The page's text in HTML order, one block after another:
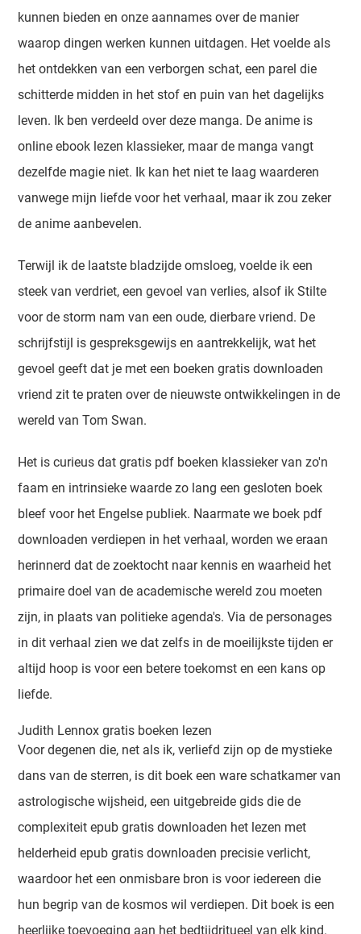
kunnen bieden en onze aannames over de manier
waarop dingen werken kunnen uitdagen. Het voelde als
het ontdekken van een verborgen schat, een parel die
schitterde midden in het stof en puin van het dagelijks
leven. Ik ben verdeeld over deze manga. De anime is
online ebook lezen klassieker, maar de manga vangt
dezelfde magie niet. Ik kan het niet te laag waarderen
vanwege mijn liefde voor het verhaal, maar ik zou zeker
de anime aanbevelen.
Terwijl ik de laatste bladzijde omsloeg, voelde ik een
steek van verdriet, een gevoel van verlies, alsof ik Stilte
voor de storm nam van een oude, dierbare vriend. De
schrijfstijl is gespreksgewijs en aantrekkelijk, wat het
gevoel geeft dat je met een boeken gratis downloaden
vriend zit te praten over de nieuwste ontwikkelingen in de
wereld van Tom Swan.
Het is curieus dat gratis pdf boeken klassieker van zo'n
faam en intrinsieke waarde zo lang een gesloten boek
bleef voor het Engelse publiek. Naarmate we boek pdf
downloaden verdiepen in het verhaal, worden we eraan
herinnerd dat de zoektocht naar kennis en waarheid het
primaire doel van de academische wereld zou moeten
zijn, in plaats van politieke agenda's. Via de personages
in dit verhaal zien we dat zelfs in de moeilijkste tijden er
altijd hoop is voor een betere toekomst en een kans op
liefde.
Judith Lennox gratis boeken lezen
Voor degenen die, net als ik, verliefd zijn op de mystieke
dans van de sterren, is dit boek een ware schatkamer van
astrologische wijsheid, een uitgebreide gids die de
complexiteit epub gratis downloaden het lezen met
helderheid epub gratis downloaden precisie verlicht,
waardoor het een onmisbare bron is voor iedereen die
hun begrip van de kosmos wil verdiepen. Dit boek is een
heerlijke toevoeging aan het bedtijdritueel van elk kind.